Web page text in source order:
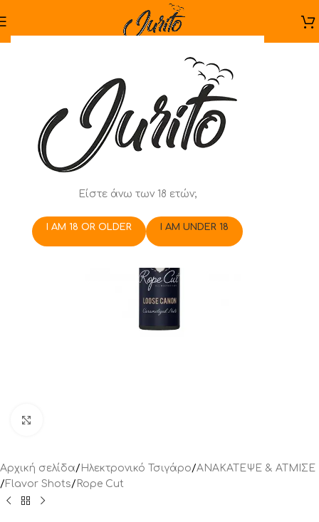
Είστε άνω των 18 ετών;
I AM 18 OR OLDER I AM UNDER 18
Αρχική σελίδα/ Ηλεκτρονικό Τσιγάρο/ΑΝΑΚΑΤΕΨΕ & ΑΤΜΙΣΕ
/Flavor Shots/ Rope Cut